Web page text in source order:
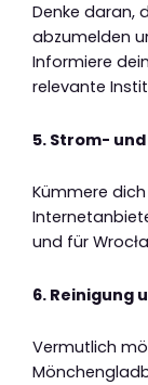
Denke daran,
abzumelden
Informiere
relevante
5. Strom-
Kümmere
und für
6. Reinigung
Vermutlich